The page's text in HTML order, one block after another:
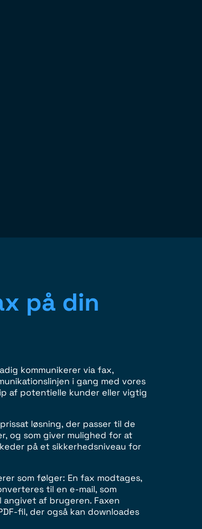
på din
kommunikerer via fax,
i gang med vores
af potentielle kunder eller vigtig
løsning, der passer til de
og som giver mulighed for at
på et sikkerhedsniveau for
som følger: En fax modtages,
til en e-mail, som
af brugeren. Faxen
fil, der også kan downloades